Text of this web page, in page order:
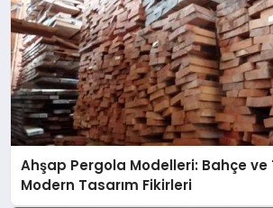
Ahşap Pergola Modelleri: Bahçe ve
Modern Tasarım Fikirleri